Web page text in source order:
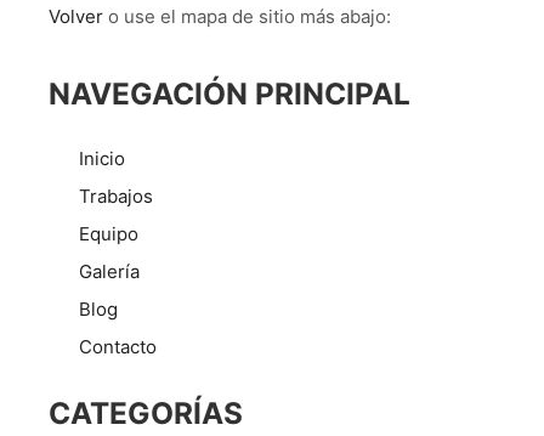
Volver o use el mapa de sitio más abajo:
NAVEGACIÓN PRINCIPAL
Inicio
Trabajos
Equipo
Galería
Blog
Contacto
CATEGORÍAS